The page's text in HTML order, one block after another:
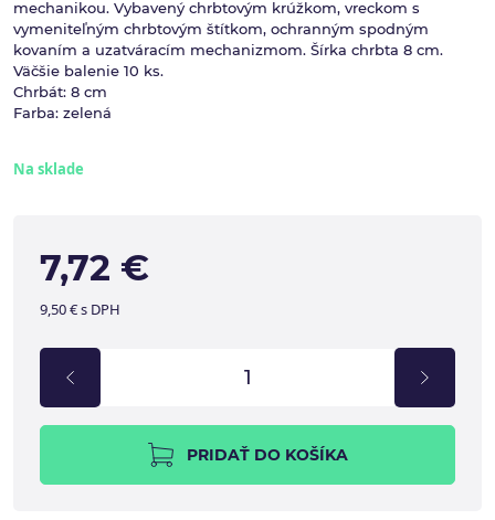
mechanikou. Vybavený chrbtovým krúžkom, vreckom s
vymeniteľným chrbtovým štítkom, ochranným spodným
kovaním a uzatváracím mechanizmom. Šírka chrbta 8 cm.
Väčšie balenie 10 ks.
Chrbát: 8 cm
Farba: zelená
Na sklade
7,72 €
9,50 € s DPH
PRIDAŤ DO KOŠÍKA